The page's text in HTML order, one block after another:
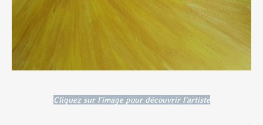
Cliquez sur l'image pour découvrir l'artiste